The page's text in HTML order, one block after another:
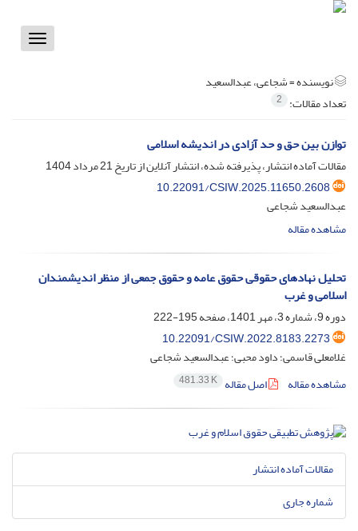
Toggle
نویسنده =شجاعی، عبدالسعید
تعداد مقالات: 2
توازن بین حق و حد آزادی در اندیشه اسلامی
مقالات آماده انتشار، پذیرفته شده، انتشار آنلاین از تاریخ21 مرداد 1404
10.22091/CSIW.2025.11650.2608
عبدالسعید شجاعی
مشاهده مقاله
تحلیل نهادهای حقوقی حقوق عامه و حقوق جمعی از منظر اندیشمندان
اسلامی و غرب
دوره 9، شماره 3، مهر 1401، صفحه
195-222
10.22091/CSIW.2022.8183.2273
غلامعلی قاسمی؛ داود محبی؛ عبدالسعید شجاعی
مشاهده مقاله
اصل مقاله 481.33 K
مقالات آماده انتشار
شماره جاری